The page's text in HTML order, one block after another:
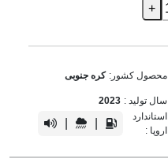
+
محصول کشور: کره جنوبی
سال تولید : 2023
استاندارد
اروپا :